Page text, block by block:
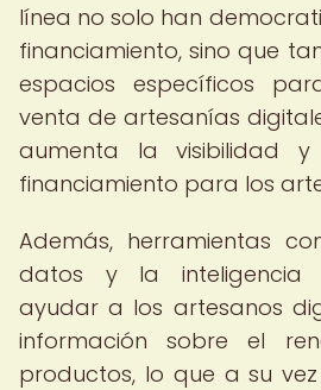
línea no solo han
financiamiento, sino que
espacios específicos
venta de artesanías
aumenta la visibilidad
financiamiento para los
Además, herramientas
datos y la inteligencia
ayudar a los artesanos
información sobre el
productos, lo que a su